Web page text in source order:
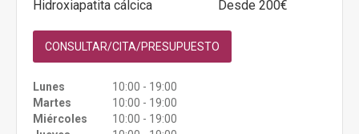
Hidroxiapatita cálcica
Desde 200€
CONSULTAR/CITA/PRESUPUESTO
Lunes
10:00 - 19:00
Martes
10:00 - 19:00
Miércoles
10:00 - 19:00